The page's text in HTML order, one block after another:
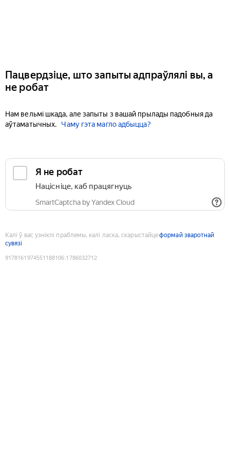
Пацвердзіце, што запыты адпраўлялі вы, а
не робат
Нам вельмі шкада, але запыты з вашай прылады падобныя да
аўтаматычных.
Чаму гэта магло адбыцца?
Я не робат
Націсніце, каб працягнуць
SmartCaptcha by Yandex Cloud
Калі ў вас узніклі праблемы, калі ласка, скарыстайцеформай зваротнай
сувязі
9178161974551188106:1786032712